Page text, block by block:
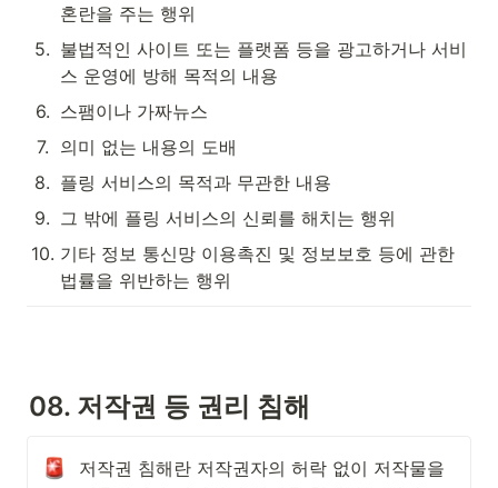
혼란을 주는 행위
5. 불법적인 사이트 또는 플랫폼 등을 광고하거나 서비
스 운영에 방해 목적의 내용
6. 스팸이나 가짜뉴스
7. 의미 없는 내용의 도배
8. 플링 서비스의 목적과 무관한 내용
9. 그 밖에 플링 서비스의 신뢰를 해치는 행위
10. 기타 정보 통신망 이용촉진 및 정보보호 등에 관한
법률을 위반하는 행위
08. 저작권 등 권리 침해
저작권 침해란 저작권자의 허락 없이 저작물을